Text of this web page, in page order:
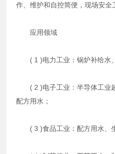
作、维护和自控简便，现场安全
应用领域
( 1 )电力工业：锅炉补给水、
( 2 )电子工业：半导体工业超
配方用水；
( 3 )食品工业：配方用水、